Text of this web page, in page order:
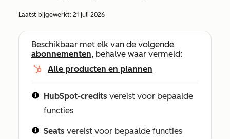
Laatst bijgewerkt: 21 juli 2026
Beschikbaar met elk van de volgende
abonnementen, behalve waar vermeld:
Alle producten en plannen
HubSpot-credits vereist voor bepaalde
functies
Seats vereist voor bepaalde functies